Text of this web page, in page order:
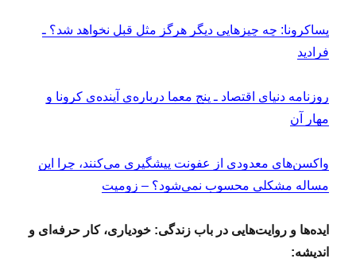
پساکرونا: چه چیز‌هایی دیگر هرگز مثل قبل نخواهد شد؟ ـ
فرادید
روزنامه دنیای اقتصاد ـ پنج معما درباره‌ی آینده‌ی کرونا و
مهار آن
واکسن‌های معدودی از عفونت پیشگیری می‌کنند، چرا این
مساله مشکلی محسوب نمی‌شود؟ – زومیت
ایده‌ها و روایت‌هایی در باب زندگی: خودیاری، کار حرفه‌ای و
اندیشه: